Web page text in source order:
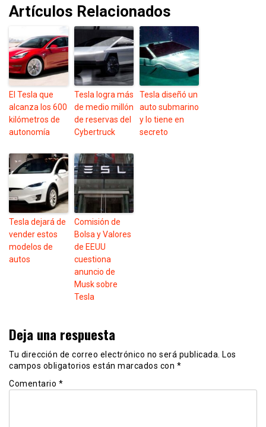
Artículos Relacionados
El Tesla que
alcanza los 600
kilómetros de
autonomía
Tesla logra más
de medio millón
de reservas del
Cybertruck
Tesla diseñó un
auto submarino
y lo tiene en
secreto
Tesla dejará de
vender estos
modelos de
autos
Comisión de
Bolsa y Valores
de EEUU
cuestiona
anuncio de
Musk sobre
Tesla
Deja una respuesta
Tu dirección de correo electrónico no será publicada. Los
campos obligatorios están marcados con *
Comentario *